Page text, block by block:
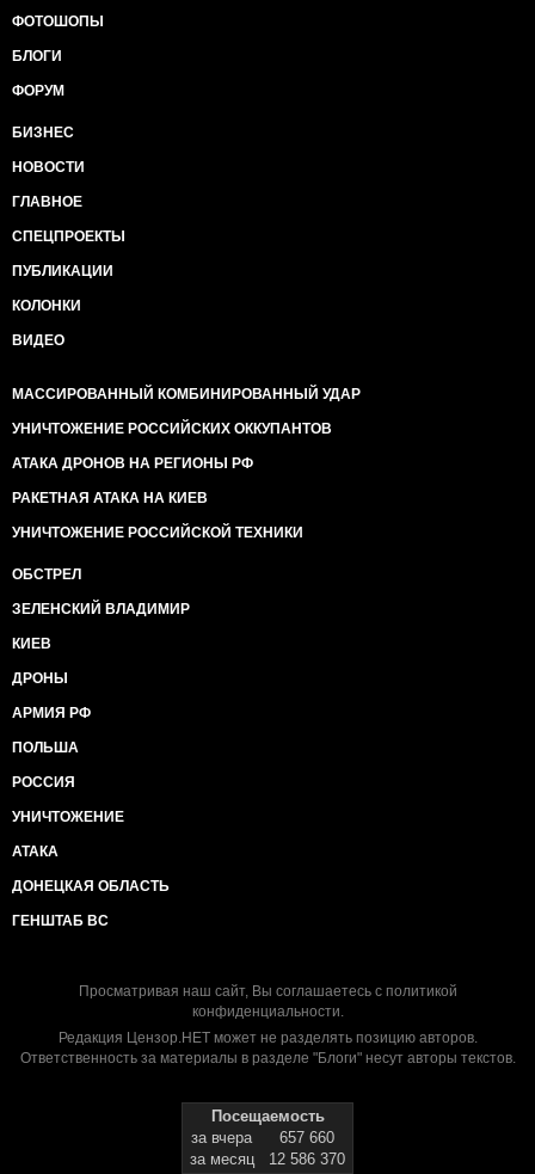
ФОТОШОПЫ
БЛОГИ
ФОРУМ
БИЗНЕС
НОВОСТИ
ГЛАВНОЕ
СПЕЦПРОЕКТЫ
ПУБЛИКАЦИИ
КОЛОНКИ
ВИДЕО
МАССИРОВАННЫЙ КОМБИНИРОВАННЫЙ УДАР
УНИЧТОЖЕНИЕ РОССИЙСКИХ ОККУПАНТОВ
АТАКА ДРОНОВ НА РЕГИОНЫ РФ
РАКЕТНАЯ АТАКА НА КИЕВ
УНИЧТОЖЕНИЕ РОССИЙСКОЙ ТЕХНИКИ
ОБСТРЕЛ
ЗЕЛЕНСКИЙ ВЛАДИМИР
КИЕВ
ДРОНЫ
АРМИЯ РФ
ПОЛЬША
РОССИЯ
УНИЧТОЖЕНИЕ
АТАКА
ДОНЕЦКАЯ ОБЛАСТЬ
ГЕНШТАБ ВС
Просматривая наш сайт, Вы соглашаетесь с политикой
конфиденциальности.
Редакция Цензор.НЕТ может не разделять позицию авторов.
Ответственность за материалы в разделе "Блоги" несут авторы текстов.
Посещаемость
за вчера
657 660
за месяц
12 586 370